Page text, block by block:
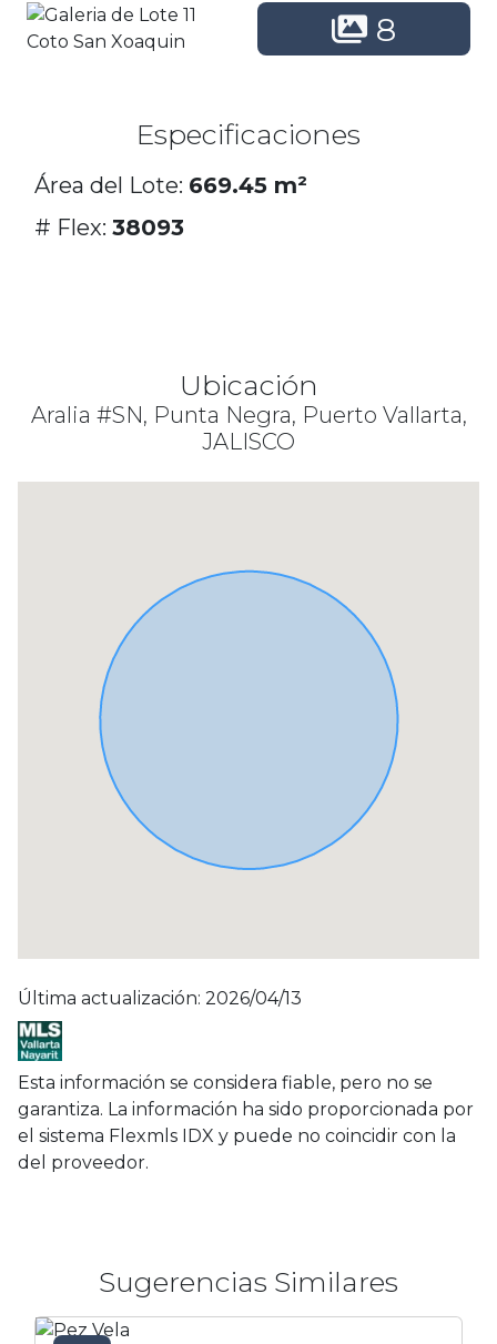
8
Especificaciones
Área del Lote: 669.45 m²
# Flex: 38093
Ubicación
Aralia #SN, Punta Negra, Puerto Vallarta,
JALISCO
Última actualización: 2026/04/13
Esta información se considera fiable, pero no se
garantiza. La información ha sido proporcionada por
el sistema Flexmls IDX y puede no coincidir con la
del proveedor.
Sugerencias Similares